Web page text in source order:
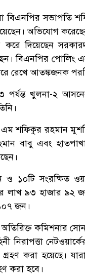
বিএনপির সভাপতি
অভিযোগ
দিয়েছেন
বিএনপির পোলিং
রেখে আতঙ্কজনক
খুলনা-২
শফিকুর রহমান
বাবু এবং
১০টি সংরক্ষিত
চার লাখ ৯৩ হাজার
জন।
কমিশনার
নিরাপত্তা
গ্রহণ করা হয়েছে।
করা হবে।